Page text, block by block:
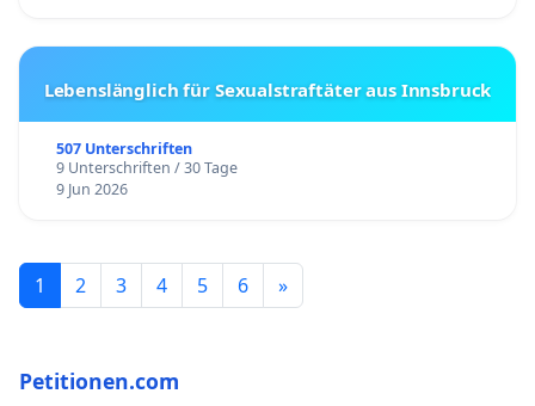
Lebenslänglich für Sexualstraftäter aus Innsbruck
507 Unterschriften
9 Unterschriften / 30 Tage
9 Jun 2026
1 2 3 4 5 6 »
Petitionen.com